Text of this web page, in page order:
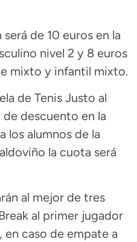
de 10 euros en la
nivel 2 y 8 euros
mixto y infantil mixto.
de Tenis Justo al
descuento en la
los alumnos de la
la cuota será
al mejor de tres
al primer jugador
caso de empate a